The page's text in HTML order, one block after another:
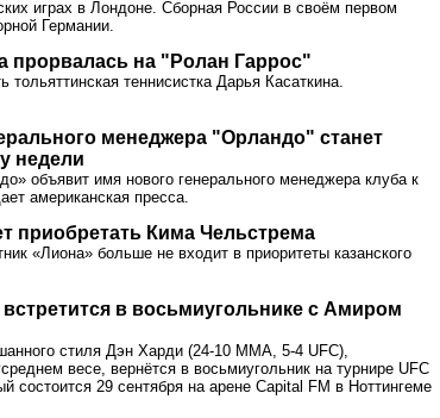
играх в Лондоне. Сборная России в своём первом
Германии.
прорвалась на "Ролан Гаррос"
тольяттинская теннисистка Дарья Касаткина.
менеджера "Орландо" станет
недели
объявит имя нового генерального менеджера клуба к
американская пресса.
приобретать Кима Чельстрема
«Лиона» больше не входит в приоритеты казанского
в восьмиугольнике с Амиром
стиля Дэн Харди (24-10 MMA, 5-4 UFC),
весе, вернётся в восьмиугольник на турнире UFC
состоится 29 сентября на арене Capital FM в Ноттингеме